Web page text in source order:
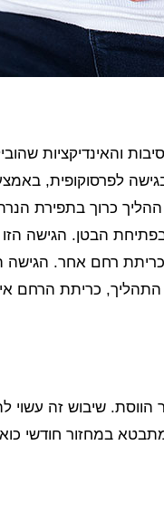
והאינדיקציות
לפרסוקופית,
כרוך בתפירת
הבטן. הגישה
רחם אחר. הגישה
כריתת הרחם
שיבוש זה עשוי
במחזור חודשי